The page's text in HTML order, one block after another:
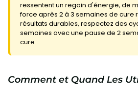
ressentent un regain d'énergie, de
force après 2 à 3 semaines de cure
résultats durables, respectez des
semaines avec une pause de 2
cure.
Comment et Quand Les